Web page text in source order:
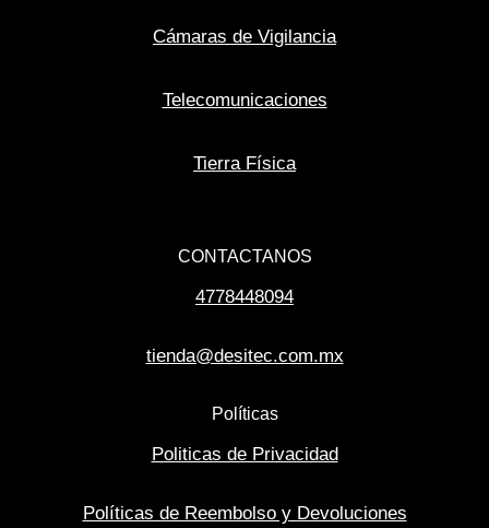
Cámaras de Vigilancia
Telecomunicaciones
Tierra Física
CONTACTANOS
4778448094
tienda@desitec.com.mx
Políticas
Politicas de Privacidad
Políticas de Reembolso y Devoluciones